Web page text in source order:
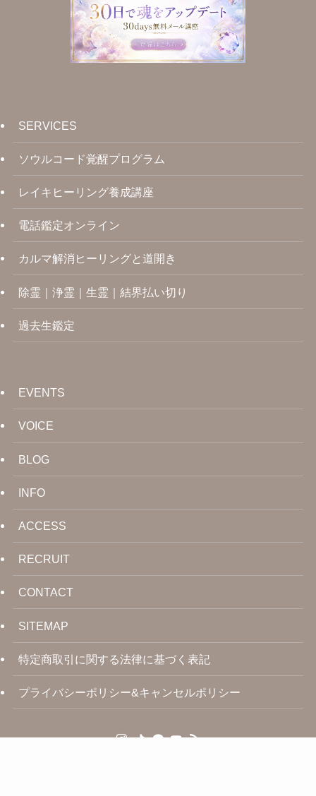
SERVICES
ソウルコード覚醒プログラム
レイキヒーリング養成講座
電話鑑定オンライン
カルマ解消ヒーリングと道開き
除霊｜浄霊｜生霊｜結界払い切り
過去生鑑定
EVENTS
VOICE
BLOG
INFO
ACCESS
RECRUIT
CONTACT
SITEMAP
特定商取引に関する法律に基づく表記
プライバシーポリシー&キャンセルポリシー